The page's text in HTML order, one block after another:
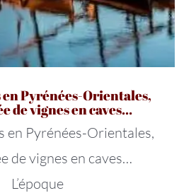
Pyrénées-Orientales,
de vignes en caves…
en Pyrénées-Orientales,
de vignes en caves…
L’époque